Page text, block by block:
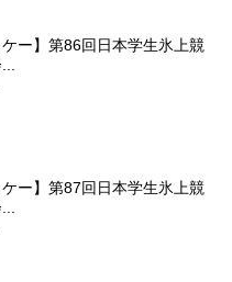
ケー】第86回日本学生氷上競
ケー】第87回日本学生氷上競